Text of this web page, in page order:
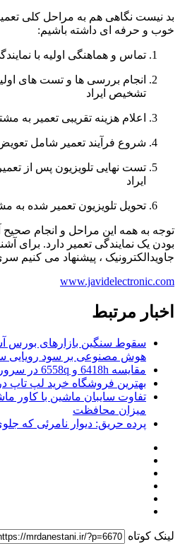
بد نیست نگاهی هم به مراحل کلی
خوب و حرفه ای داشته باشیم:
تماس و هماهنگی اولیه با
انجام بررسی ها و تست های
تشخیص ایراد
اعلام هزینه تقریبی تعمیر به
شروع فرآیند تعمیر شامل
تست نهایی تلویزیون پس از
ایراد
تحویل تلویزیون تعمیر شده به
توجه به همه این مراحل و انجام
بودن یک نمایندگی تعمیر دارد. برای
جاویدالکترونیک ، پیشنهاد می کنیم
www.javidelectronic.com
اخبار مرتبط
سقوط سنگین بازارهای بورس
هوش مصنوعی بر سود رویایی
مقایسه 6418h و 6558q در سرور اینتل
بهترین فروشگاه خرید لپ تاپ
تفاوت سایبان ماشین با کاور
میزان محافظت
پرده حریق: دیوار نامرئی که
لینک کوتاه